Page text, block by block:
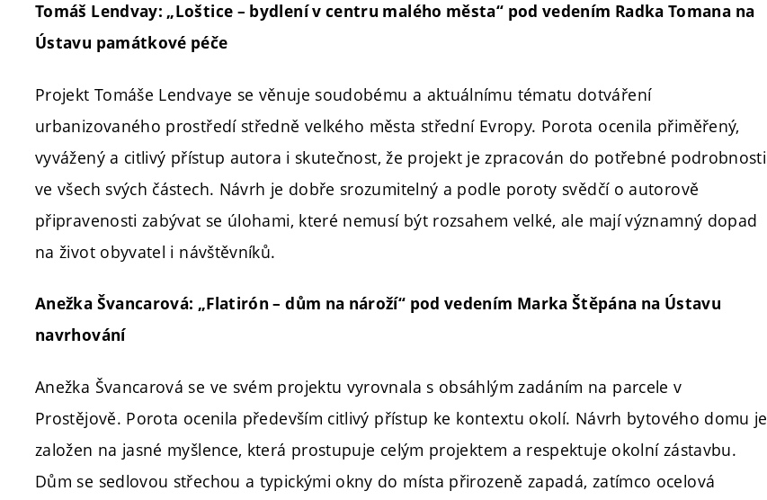
Tomáš Lendvay: „Loštice – bydlení v centru malého města“ pod vedením Radka Tomana na
Ústavu památkové péče
Projekt Tomáše Lendvaye se věnuje soudobému a aktuálnímu tématu dotváření
urbanizovaného prostředí středně velkého města střední Evropy. Porota ocenila přiměřený,
vyvážený a citlivý přístup autora i skutečnost, že projekt je zpracován do potřebné podrobnosti
ve všech svých částech. Návrh je dobře srozumitelný a podle poroty svědčí o autorově
připravenosti zabývat se úlohami, které nemusí být rozsahem velké, ale mají významný dopad
na život obyvatel i návštěvníků.
Anežka Švancarová: „Flatirón – dům na nároží“ pod vedením Marka Štěpána na Ústavu
navrhování
Anežka Švancarová se ve svém projektu vyrovnala s obsáhlým zadáním na parcele v
Prostějově. Porota ocenila především citlivý přístup ke kontextu okolí. Návrh bytového domu je
založen na jasné myšlence, která prostupuje celým projektem a respektuje okolní zástavbu.
Dům se sedlovou střechou a typickými okny do místa přirozeně zapadá, zatímco ocelová